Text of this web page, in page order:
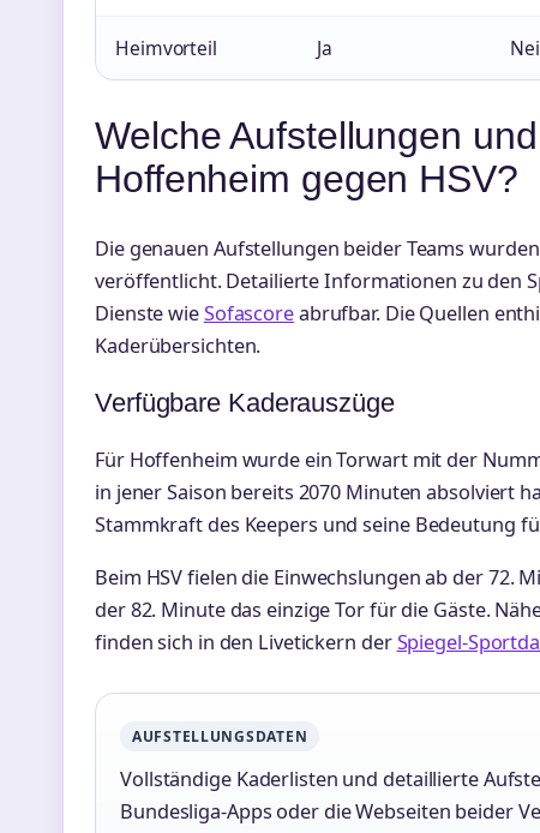
Heimvorteil Ja
Welche Aufstellungen
Hoffenheim gegen HSV?
Die genauen Aufstellungen beider Teams
veröffentlicht. Detailierte Informationen zu den
Dienste wieSofascoreabrufbar. Die Quellen
Kaderübersichten.
Verfügbare Kaderauszüge
Für Hoffenheim wurde ein Torwart mit der
in jener Saison bereits 2070 Minuten absolviert
Stammkraft des Keepers und seine Bedeutung
Beim HSV fielen die Einwechslungen ab der 72.
der 82. Minute das einzige Tor für die Gäste.
finden sich in den Livetickern derSpiegel-
AUFSTELLUNGSDATEN
Vollständige Kaderlisten und detaillierte
Bundesliga-Apps oder die Webseiten beider